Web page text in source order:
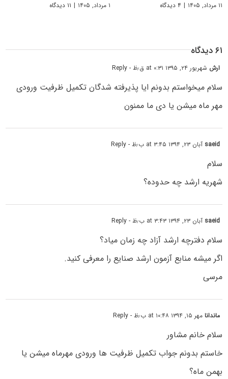
۱۱ مرداد, ۱۴۰۵ | ۴ دیدگاه ۱ مرداد, ۱۴۰۵ | ۱۱ دیدگاه
۶۱ دیدگاه
ارش شهریور ۲۴, ۱۳۹۵ at ۰:۳۱ ق٫ظ - Reply
سلام میخواستم بدونم ایا پذیرفته شدگان تکمیل ظرفیت ورودی
مهر ماه میشن یا دی ما ممنون
saeid آبان ۲۳, ۱۳۹۴ at ۳:۴۵ ب٫ظ - Reply
سلام
شهریه ارشد چه حدوده؟
saeid آبان ۲۳, ۱۳۹۴ at ۳:۴۳ ب٫ظ - Reply
سلام دفترچه ارشد آزاد چه زمان میاد؟
اگر میشه منابع آزمون ارشد صنایع را معرفی کنید.
مرسی
ماندانامهر ۱۵, ۱۳۹۴ at ۱۰:۴۸ ب٫ظ - Reply
سلام خانم مشاور
خاستم بدونم جواب تکمیل ظرفیت ها ورودی مهرماه میشن یا
بهمن ماه؟